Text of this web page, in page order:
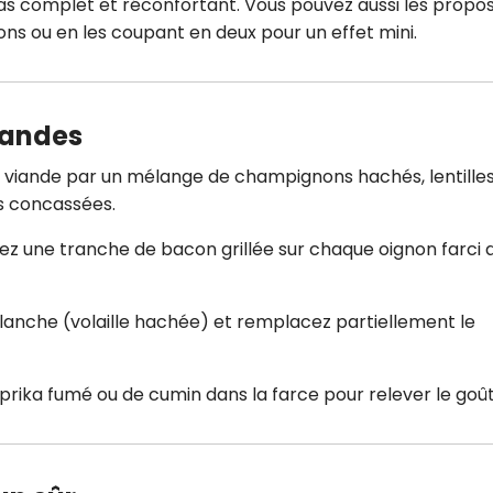
ou en les coupant en deux pour un effet mini.
par un mélange de champignons hachés,
concassées.
une tranche de bacon grillée sur chaque oignon farci
(volaille hachée) et remplacez partiellement le
fumé ou de cumin dans la farce pour relever le